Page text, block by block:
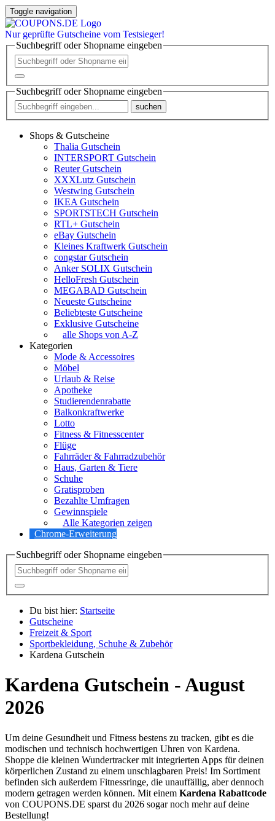
Toggle navigation
Nur geprüfte Gutscheine vom Testsieger!
Suchbegriff oder Shopname eingeben
Suchbegriff oder Shopname eingeben
suchen
Shops & Gutscheine
Thalia Gutschein
INTERSPORT Gutschein
Reuter Gutschein
XXXLutz Gutschein
Westwing Gutschein
IKEA Gutschein
SPORTSTECH Gutschein
RTL+ Gutschein
eBay Gutschein
Kleines Kraftwerk Gutschein
congstar Gutschein
Anker SOLIX Gutschein
HelloFresh Gutschein
MEGABAD Gutschein
Neueste Gutscheine
Beliebteste Gutscheine
Exklusive Gutscheine
alle Shops von A-Z
Kategorien
Mode & Accessoires
Möbel
Urlaub & Reise
Apotheke
Studierendenrabatte
Balkonkraftwerke
Lotto
Fitness & Fitnesscenter
Flüge
Fahrräder & Fahrradzubehör
Haus, Garten & Tiere
Schuhe
Gratisproben
Bezahlte Umfragen
Gewinnspiele
Alle Kategorien zeigen
Chrome-Erweiterung
Suchbegriff oder Shopname eingeben
Du bist hier: Startseite
Gutscheine
Freizeit & Sport
Sportbekleidung, Schuhe & Zubehör
Kardena Gutschein
Kardena Gutschein - August
2026
Um deine Gesundheit und Fitness bestens zu tracken, gibt es die
modischen und technisch hochwertigen Uhren von Kardena.
Shoppe die kleinen Wundertracker mit integrierten Apps für deinen
körperlichen Zustand zu einem unschlagbaren Preis! Im Sortiment
befinden sich außerdem Fitnessringe, die unauffällig, aber dennoch
modern getragen werden können. Mit einem Kardena Rabattcode
von COUPONS.DE sparst du 2026 sogar noch mehr auf deine
Bestellung!